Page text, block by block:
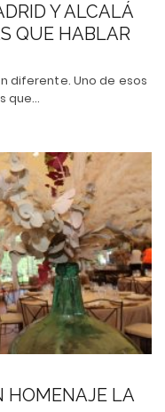
Y ALCALÁ
QUE HABLAR
diferente. Uno de esos
que…
HOMENAJE LA